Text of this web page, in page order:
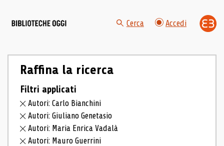
Cerca Accedi
Raffina la ricerca
Filtri applicati
Autori: Carlo Bianchini
Autori: Giuliano Genetasio
Autori: Maria Enrica Vadalà
Autori: Mauro Guerrini